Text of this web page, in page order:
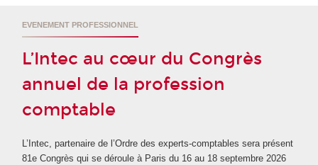
EVENEMENT PROFESSIONNEL
L’Intec au cœur du Congrès
annuel de la profession
comptable
L’Intec, partenaire de l’Ordre des experts-comptables sera présent
81e Congrès qui se déroule à Paris du 16 au 18 septembre 2026